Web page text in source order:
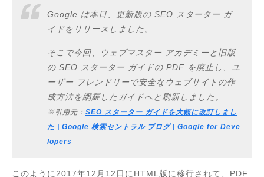
Google は本日、更新版の SEO スターター ガ
イドをリリースしました。
そこで今回、ウェブマスター アカデミーと旧版
の SEO スターター ガイドの PDF を廃止し、ユ
ーザー フレンドリーで安全なウェブサイトの作
成方法を網羅したガイドへと刷新しました。
※引用元： SEO スターター ガイドを大幅に改訂しまし
た | Google 検索セントラル ブログ | Google for Deve
lopers
このように2017年12月12日にHTML版に移行されて、PDF